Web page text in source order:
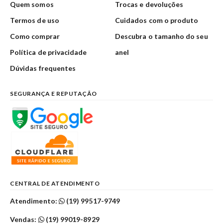
Quem somos
Termos de uso
Como comprar
Política de privacidade
Dúvidas frequentes
Trocas e devoluções
Cuidados com o produto
Descubra o tamanho do seu
anel
SEGURANÇA E REPUTAÇÃO
CENTRAL DE ATENDIMENTO
Atendimento: (19) 99517-9749
Vendas: (19) 99019-8929